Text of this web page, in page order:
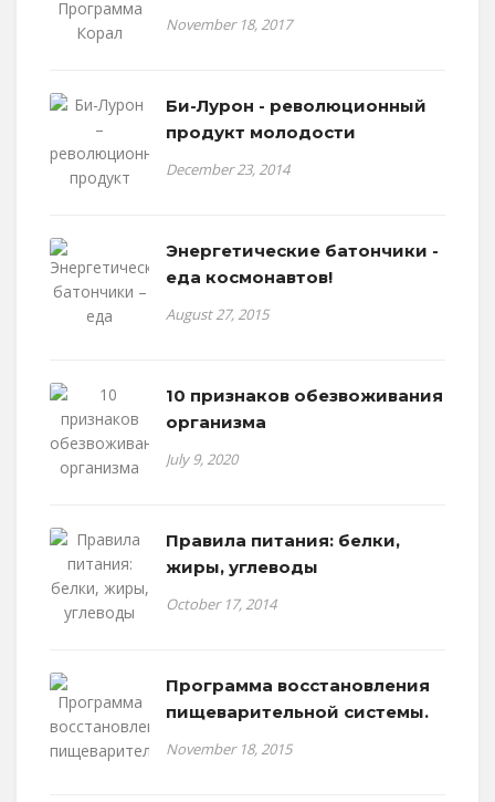
November 18, 2017
Би-Лурон - революционный
продукт молодости
December 23, 2014
Энергетические батончики -
еда космонавтов!
August 27, 2015
10 признаков обезвоживания
организма
July 9, 2020
Правила питания: белки,
жиры, углеводы
October 17, 2014
Программа восстановления
пищеварительной системы.
November 18, 2015